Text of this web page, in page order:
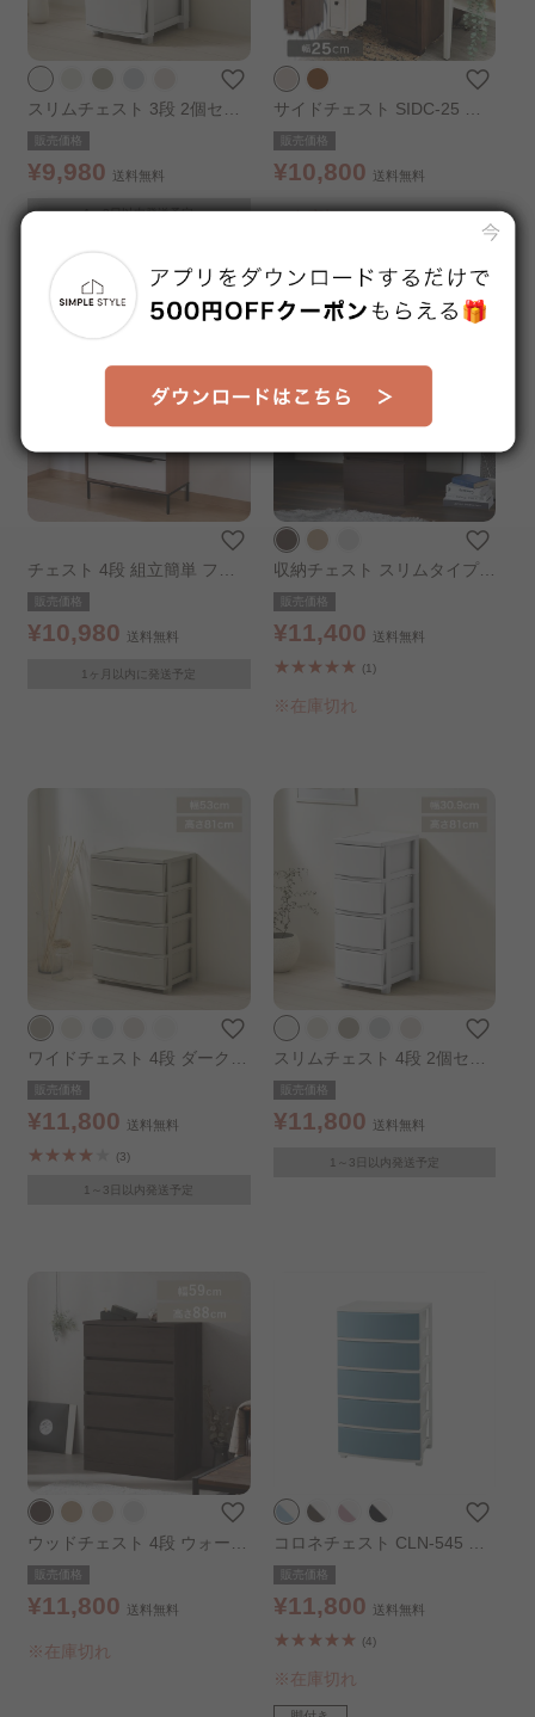
スリムチェスト 3段 2個セッ
ト ホワイト
販売価格
¥9,980 送料無料
1～3日以内発送予定
サイドチェスト SIDC-25 ホ
ワイト
販売価格
¥10,800 送料無料
※在庫切れ
チェスト 4段 組立簡単 ファ
ブリックチェスト クレオ
販売価格
¥10,980 送料無料
1ヶ月以内に発送予定
収納チェスト スリムタイプ 4
段 ウォールナット
販売価格
¥11,400 送料無料
(1)
※在庫切れ
ワイドチェスト 4段 ダークグ
レー
販売価格
¥11,800 送料無料
(3)
1～3日以内発送予定
スリムチェスト 4段 2個セッ
ト ホワイト
販売価格
¥11,800 送料無料
1～3日以内発送予定
ウッドチェスト 4段 ウォール
ナット
販売価格
¥11,800 送料無料
※在庫切れ
コロネチェスト CLN-545 ブ
ルー／ホワイト
販売価格
¥11,800 送料無料
(4)
※在庫切れ